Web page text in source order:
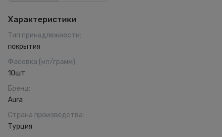
Характеристики
Тип принадлежности:
покрытия
Фасовка (мл/грамм):
10шт
Бренд:
Aura
Страна производства:
Турция